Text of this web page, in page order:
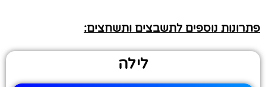
פתרונות נוספים לתשבצים ותשחצים:
לילה